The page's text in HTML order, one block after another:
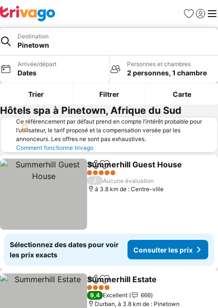
Favoris
Se
Destination
Pinetown
Arrivée/départ
Dates
Personnes et chambres
2 personnes, 1 chambre
Trier Filtrer Carte
Hôtels spa à Pinetown, Afrique du Sud
Ce référencement par défaut prend en compte l’intérêt probable pour
l’utilisateur, le tarif proposé et la compensation versée par les
annonceurs. Les offres ne sont pas exhaustives.
Comment fonctionne trivago
PartagerAjouter à mes favoris
Summerhill Guest House
5 Étoiles
/
Aucune évaluation
à 3.8 km de : Centre-ville
Sélectionnez des dates pour voir
les prix exacts
Consulter les prix
PartagerAjouter à mes favoris
Summerhill Estate
4 Étoiles
9,4 Excellent
666
Durban, à 3.8 km de : Pinetown